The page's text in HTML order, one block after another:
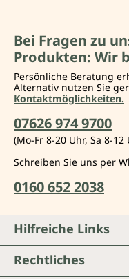
Bei Fragen zu
Produkten: Wir
Persönliche Beratung
Alternativ nutzen Sie
Kontaktmöglichkeiten.
07626 974 9700
(Mo-Fr 8-20 Uhr, Sa 8-12
Schreiben Sie uns per
0160 652 2038
Hilfreiche Links
Rechtliches